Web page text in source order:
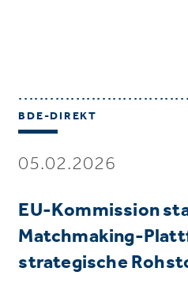
BDE-DIREKT
05.02.2026
EU-Kommission
Matchmaking-
strategische